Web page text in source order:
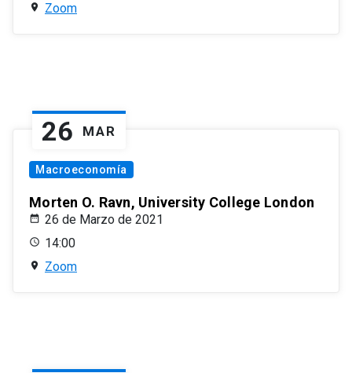
Zoom
26 MAR
Macroeconomía
Morten O. Ravn, University College London
26 de Marzo de 2021
14:00
Zoom